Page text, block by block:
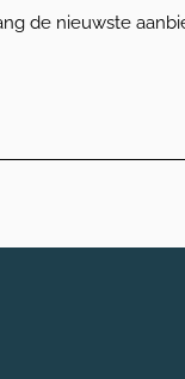
de nieuwste